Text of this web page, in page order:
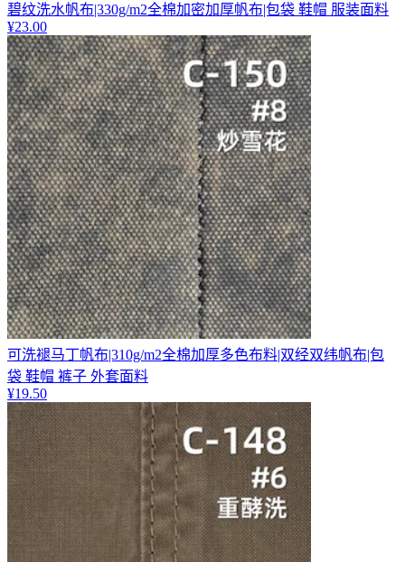
碧纹洗水帆布|330g/m2全棉加密加厚帆布|包袋 鞋帽 服装面料
¥23.00
可洗褪马丁帆布|310g/m2全棉加厚多色布料|双经双纬帆布|包
袋 鞋帽 裤子 外套面料
¥19.50